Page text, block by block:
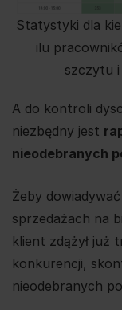
Statystyki dla
ilu
szczytu
A do kontroli
niezbędny jest
nieodebranych
Żeby
sprzedażach na
klient zdążył już
konkurencji,
nieodebranych